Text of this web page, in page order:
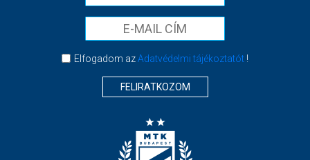
Elfogadom azAdatvédelmi tájékoztatót!
FELIRATKOZOM